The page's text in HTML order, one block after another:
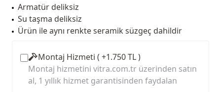
Armatür deliksiz
Su taşma deliksiz
Ürün ile aynı renkte seramik süzgeç dahildir
Montaj Hizmeti ( +1.750 TL )
Montaj hizmetini vitra.com.tr üzerinden satın
al, 1 yıllık hizmet garantisinden faydalan